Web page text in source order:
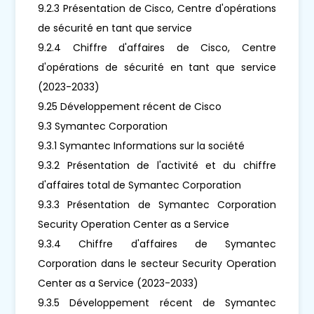
9.2.3 Présentation de Cisco, Centre d'opérations
de sécurité en tant que service
9.2.4 Chiffre d'affaires de Cisco, Centre
d'opérations de sécurité en tant que service
(2023-2033)
9.25 Développement récent de Cisco
9.3 Symantec Corporation
9.3.1 Symantec Informations sur la société
9.3.2 Présentation de l'activité et du chiffre
d'affaires total de Symantec Corporation
9.3.3 Présentation de Symantec Corporation
Security Operation Center as a Service
9.3.4 Chiffre d'affaires de Symantec
Corporation dans le secteur Security Operation
Center as a Service (2023-2033)
9.3.5 Développement récent de Symantec